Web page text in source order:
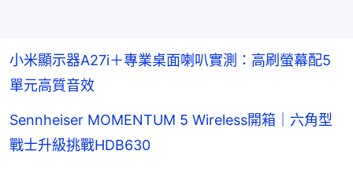
小米顯示器A27i＋專業桌面喇叭實測：高刷螢幕配5
單元高質音效
Sennheiser MOMENTUM 5 Wireless開箱｜六角型
戰士升級挑戰HDB630